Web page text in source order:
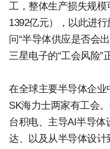
工，整体生产损失规
1392亿元），以此进
问“半导体供应是否会
三星电子的“工会风险”
在全球主要半导体企
SK海力士两家有工会
台积电、主导AI半导
达、以及从半导体设